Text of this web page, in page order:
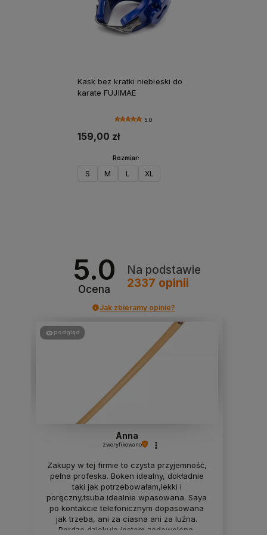
Kask bez kratki niebieski do
karate FUJIMAE
5.0
159,00 zł
Rozmiar:
S M L XL
5.0
Ocena
Na podstawie
2337 opinii
Jak zbieramy opinie?
podgląd
Anna
zweryfikowano
Zakupy w tej firmie to czysta przyjemność,
pełna profeska. Boken idealny, dokładnie
taki jak potrzebowałam,lekki i
poręczny,tsuba idealnie wpasowana. Saya
po kontakcie telefonicznym dopasowana
jak trzeba, ani za ciasna ani za luźna.
Bardzo dziękuję jestem zadowolona.